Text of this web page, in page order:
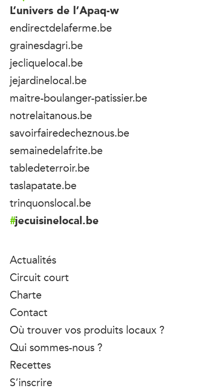
L’univers de l’Apaq-w
endirectdelaferme.be
grainesdagri.be
jecliquelocal.be
jejardinelocal.be
maitre-boulanger-patissier.be
notrelaitanous.be
savoirfairedecheznous.be
semainedelafrite.be
tabledeterroir.be
taslapatate.be
trinquonslocal.be
jecuisinelocal.be
Actualités
Circuit court
Charte
Contact
Où trouver vos produits locaux ?
Qui sommes-nous ?
Recettes
S’inscrire